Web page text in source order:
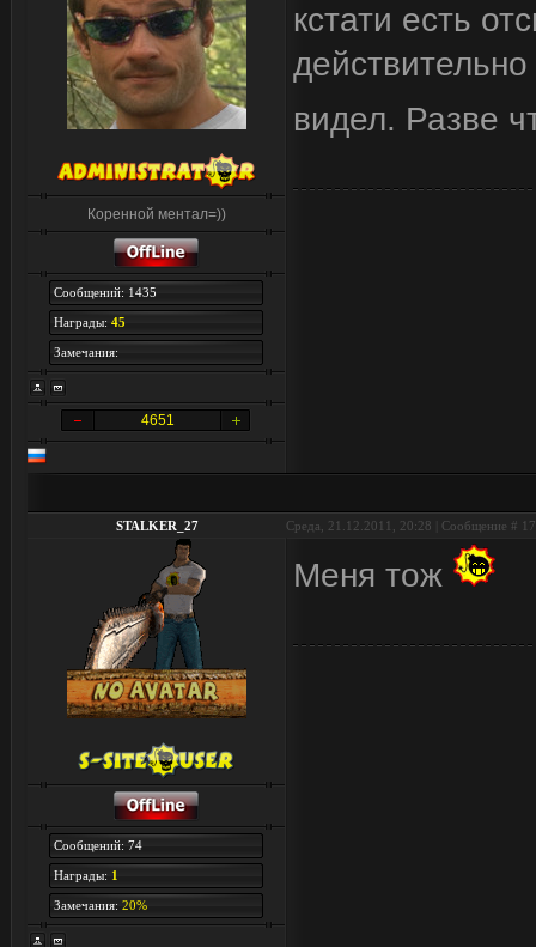
Коренной ментал=))
Сообщений: 1435
Награды: 45
Замечания:
4651
кстати есть
видел. Разве
STALKER_27 Среда, 21.12.2011, 20:28 | Сообщение # 17
Сообщений: 74
Награды: 1
Замечания: 20%
Меня тож